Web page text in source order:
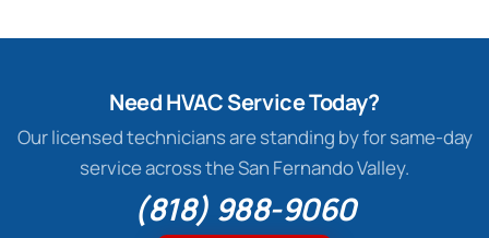
Need HVAC Service Today?
Our licensed technicians are standing by for same-day
service across the San Fernando Valley.
(818) 988-9060